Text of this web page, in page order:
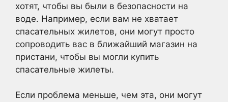
хотят, чтобы вы были в безопасности на
воде. Например, если вам не хватает
спасательных жилетов, они могут просто
сопроводить вас в ближайший магазин на
пристани, чтобы вы могли купить
спасательные жилеты.
Если проблема меньше, чем эта, они могут